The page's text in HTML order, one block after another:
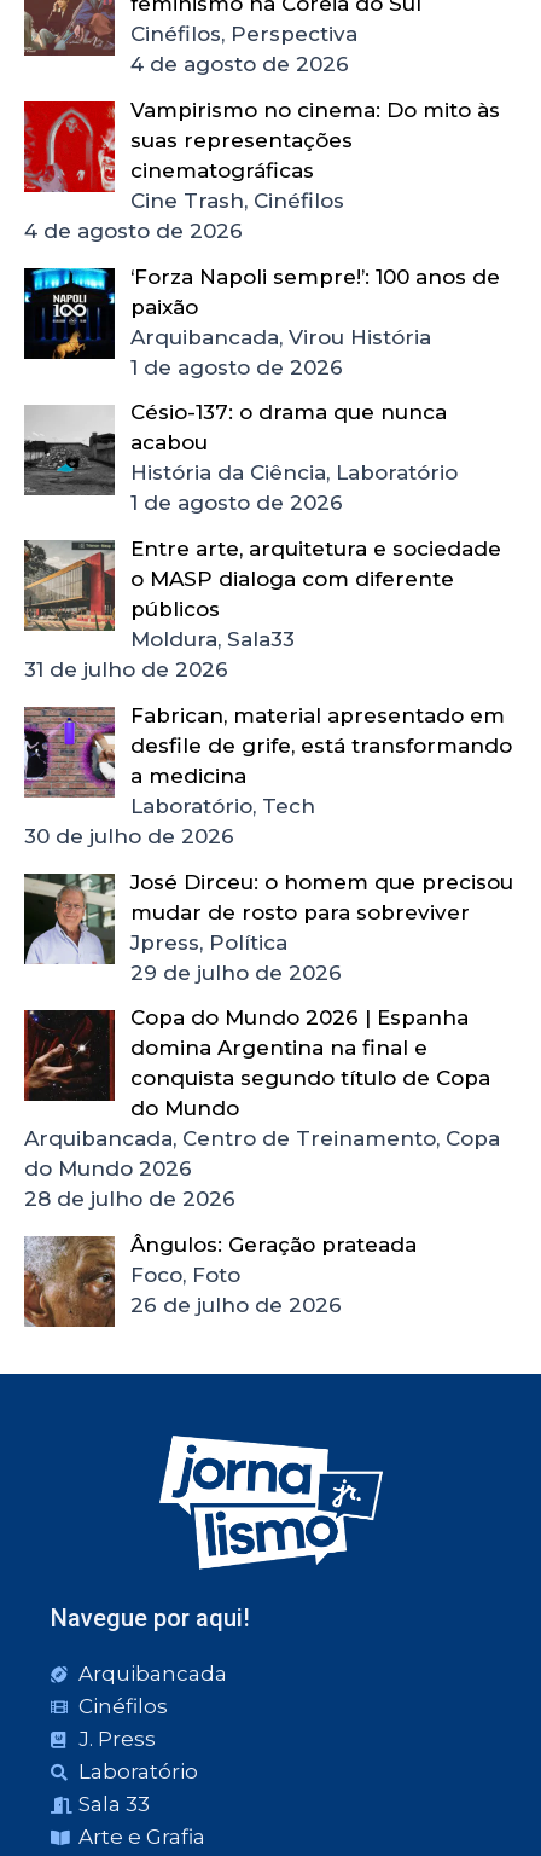
Cinéfilos, Perspectiva
4 de agosto de 2026
Vampirismo no cinema: Do mito às
suas representações
cinematográficas
Cine Trash, Cinéfilos
4 de agosto de 2026
‘Forza Napoli sempre!’: 100 anos de
paixão
Arquibancada, Virou História
1 de agosto de 2026
Césio-137: o drama que nunca
acabou
História da Ciência, Laboratório
1 de agosto de 2026
Entre arte, arquitetura e sociedade
o MASP dialoga com diferente
públicos
Moldura, Sala33
31 de julho de 2026
Fabrican, material apresentado em
desfile de grife, está transformando
a medicina
Laboratório, Tech
30 de julho de 2026
José Dirceu: o homem que precisou
mudar de rosto para sobreviver
Jpress, Política
29 de julho de 2026
Copa do Mundo 2026 | Espanha
domina Argentina na final e
conquista segundo título de Copa
do Mundo
Arquibancada, Centro de Treinamento, Copa
do Mundo 2026
28 de julho de 2026
Ângulos: Geração prateada
Foco, Foto
26 de julho de 2026
Navegue por aqui!
Arquibancada
Cinéfilos
J. Press
Laboratório
Sala 33
Arte e Grafia